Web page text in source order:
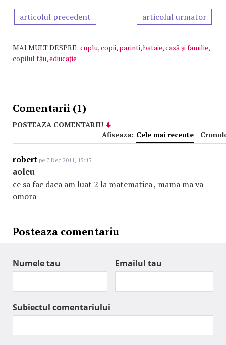
articolul precedent articolul urmator
MAI MULT DESPRE: cuplu,copii, parinti,bataie,casă şi familie,
copilul tău,ediucaţie
Comentarii (1)
POSTEAZA COMENTARIU
Afiseaza: Cele mai recente |
robert pe 7 Dec 2011, 15:43
aoleu
ce sa fac daca am luat 2 la matematica , mama ma va
omora
Posteaza comentariu
Numele tau Emailul tau
Subiectul comentariului